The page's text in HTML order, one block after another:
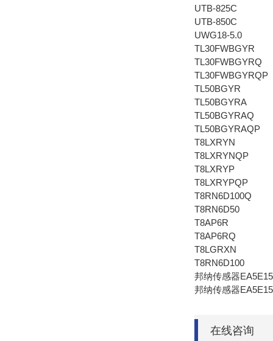
UTB-825C
UTB-850C
UWG18-5.0
TL30FWBGYR
TL30FWBGYRQ
TL30FWBGYRQP
TL50BGYR
TL50BGYRA
TL50BGYRAQ
TL50BGYRAQP
T8LXRYN
T8LXRYNQP
T8LXRYP
T8LXRYPQP
T8RN6D100Q
T8RN6D50
T8AP6R
T8AP6RQ
T8LGRXN
T8RN6D100
邦纳传感器
邦纳传感器
在线咨询